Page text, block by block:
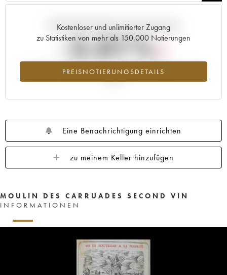
Kostenloser und unlimitierter Zugang
zu Statistiken von mehr als 150.000 Notierungen
PREISNOTIERUNGSDETAILS
Aktuelle Entwicklung der Preisnotierung
-2.01%
Preisabfall des Jahrgangs 1981 im Jahr 2026 im Vergleich zum Jahr
Eine Benachrichtigung einrichten
zu meinem Keller hinzufügen
MOULIN DES CARRUADES SECOND VIN
INFORMATIONEN